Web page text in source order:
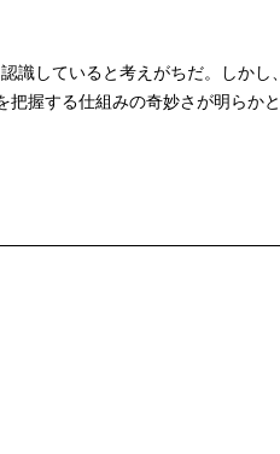
識していると考えがちだ。しかし、
握する仕組みの奇妙さが明らかと